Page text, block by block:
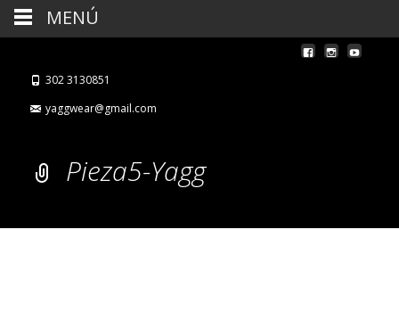
302 3130851
yaggwear@gmail.com
Pieza5-Yagg
MENÚ